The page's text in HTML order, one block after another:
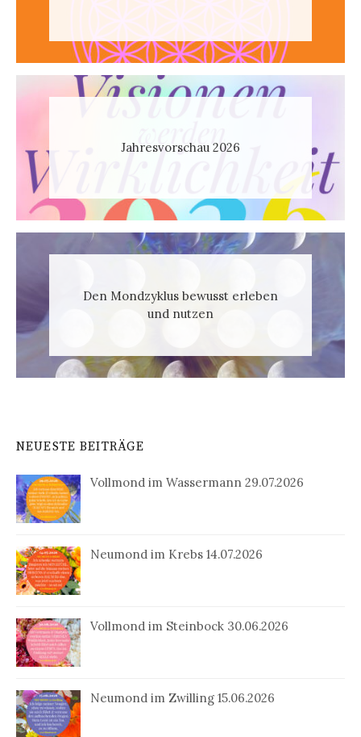
Jahresvorschau 2026
Den Mondzyklus bewusst erleben
und nutzen
NEUESTE BEITRÄGE
Vollmond im Wassermann 29.07.2026
Neumond im Krebs 14.07.2026
Vollmond im Steinbock 30.06.2026
Neumond im Zwilling 15.06.2026